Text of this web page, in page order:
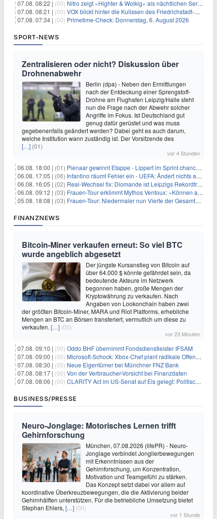
07.08. 08:22 | (00) Nitro zeigt «Highter & Wolkig» als nächtlichen Serienmarathon
07.08. 08:21 | (00) VOX blickt hinter die Kulissen des Friedrichstadt-Palasts
07.08. 07:34 | (00) Primetime-Check: Donnerstag, 6. August 2026
SPORT-NEWS
Zentralisieren oder nicht? Diskussion über
Drohnenabwehr
Berlin (dpa) - Neben den Ermittlungen
nach der Entdeckung einer Sprengstoff-
Drohne am Flughafen Leipzig/Halle steht
nun die Frage nach der Abwehr solcher
Angriffe im Fokus. Ist Deutschland gut
genug dafür gerüstet und was muss
gegebenenfalls geändert werden? Dabei geht es auch darum,
welche Institution wann zuständig ist. Der Vorsitzende des
[…] (01)
vor 4 Stunden
06.08. 18:00 | (01) Pienaar gewinnt Etappe - Lippert im Sprint chancenlos
06.08. 17:05 | (06) Infantino räumt Fehler ein - UEFA: Ändert nichts an Boykott
06.08. 16:05 | (02) Real-Wechsel fix: Diomande ist Leipzigs Rekordtransfer
06.08. 09:12 | (03) Frauen-Tour erklimmt Mythos Ventoux: «Können alles schaffen»
05.08. 18:08 | (03) Frauen-Tour: Niedermaier nun Vierte der Gesamtwertung
FINANZNEWS
Bitcoin-Miner verkaufen erneut: So viel BTC
wurde angeblich abgesetzt
Der jüngste Kursanstieg von Bitcoin auf
über 64.000 $ könnte gefährdet sein, da
bedeutende Akteure im Netzwerk
begonnen haben, große Mengen der
Kryptowährung zu verkaufen. Nach
Angaben von Lookonchain haben zwei
der größten Bitcoin-Miner, MARA und Riot Platforms, erhebliche
Mengen an BTC an Börsen transferiert, vermutlich um diese zu
verkaufen. […] (00)
vor 23 Minuten
07.08. 09:10 | (00) Oddo BHF übernimmt Fondsdienstleister IFSAM
07.08. 09:00 | (00) Microsoft-Schock: Xbox-Chef plant radikale Offensive – Gewinnmarge bis 2030 verdoppelt?
07.08. 08:30 | (00) Neue Eigentümer bei Münchner FNZ Bank
07.08. 08:17 | (00) Von der Verbraucher-Vorsicht bei Finanzdaten
07.08. 08:06 | (00) CLARITY Act im US-Senat auf Eis gelegt: Politische Differenzen verzögern Krypto-Gesetzgebung bis September
BUSINESS/PRESSE
Neuro-Jonglage: Motorisches Lernen trifft
Gehirnforschung
München, 07.08.2026 (lifePR) - Neuro-
Jonglage verbindet Jonglierbewegungen
mit Erkenntnissen aus der
Gehirnforschung, um Konzentration,
Motivation und Teamgefühl zu stärken.
Das Konzept setzt dabei vor allem auf
koordinative Überkreuzbewegungen, die die Aktivierung beider
Gehirnhälften unterstützen. Für die betriebliche Umsetzung bietet
Stephan Ehlers, […] (00)
vor 1 Stunde